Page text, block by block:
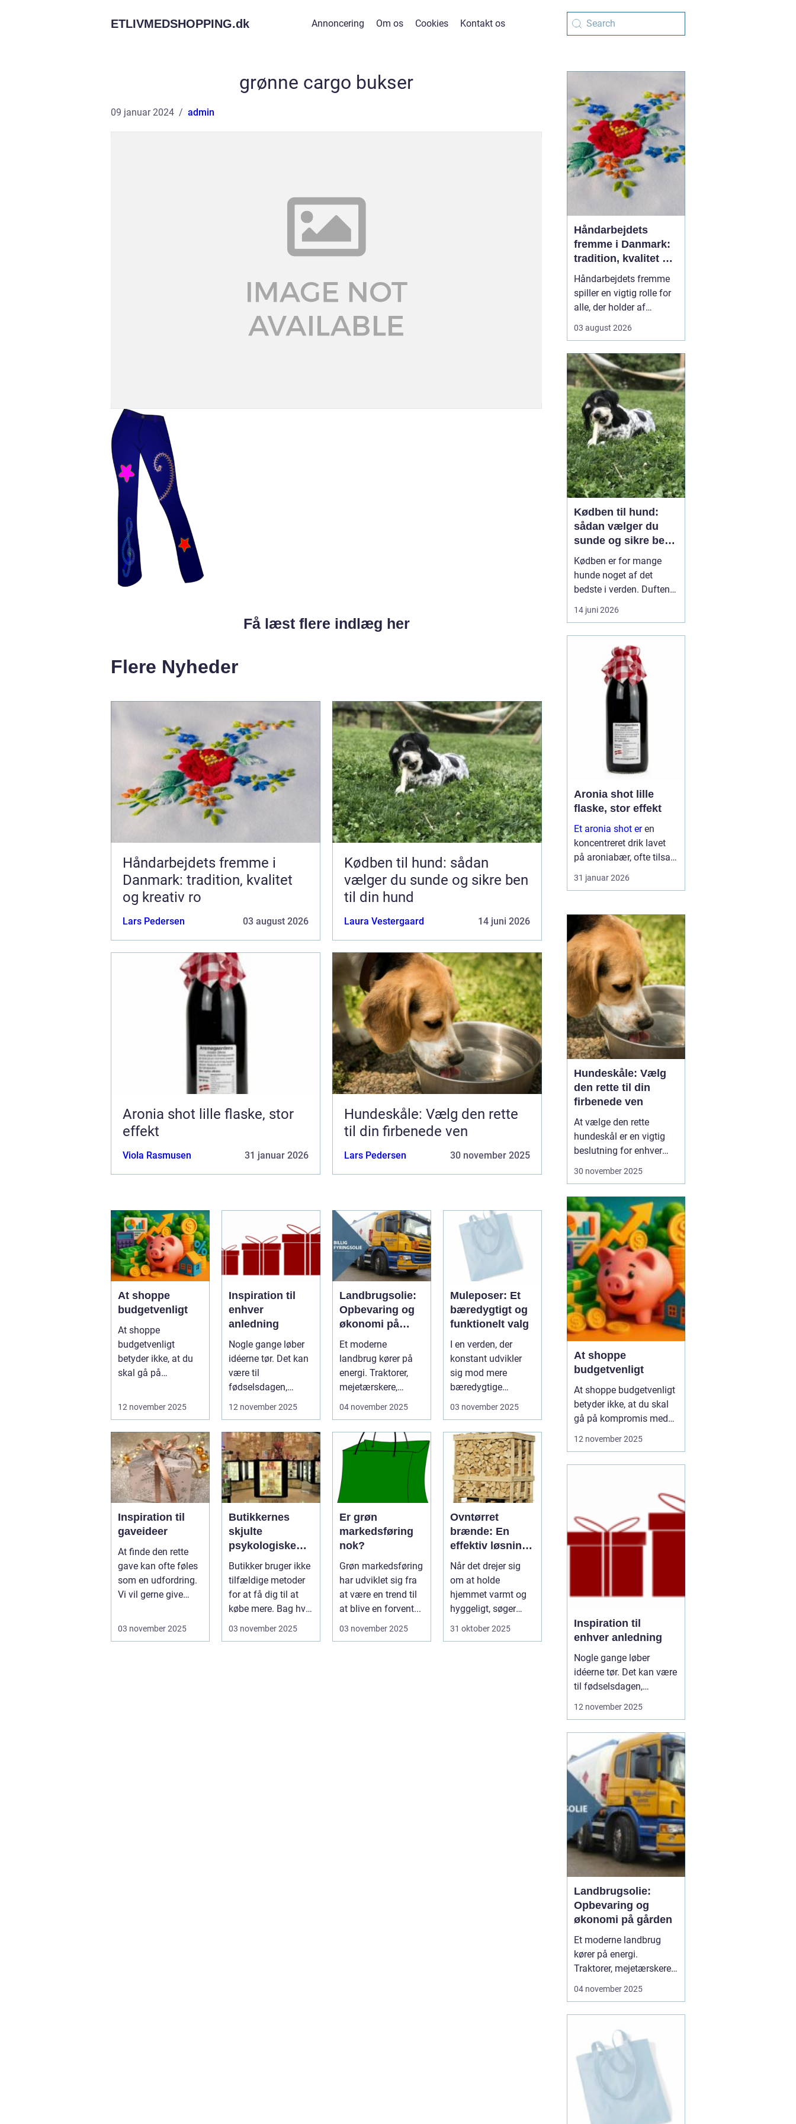
ETLIVMEDSHOPPING.dk Annoncering Om os Cookies Kontakt os
grønne cargo bukser
09 januar 2024 admin
Få læst flere indlæg her
Flere Nyheder
Håndarbejdets fremme i
Danmark: tradition, kvalitet
og kreativ ro
Lars Pedersen 03 august 2026
Kødben til hund: sådan
vælger du sunde og sikre ben
til din hund
Laura Vestergaard 14 juni 2026
Aronia shot lille flaske, stor
effekt
Viola Rasmusen 31 januar 2026
Hundeskåle: Vælg den rette
til din firbenede ven
Lars Pedersen 30 november 2025
At shoppe
budgetvenligt
At shoppe
budgetvenligt
betyder ikke, at du
skal gå på
kvalitet eller stil...
12 november 2025
Inspiration til
enhver
anledning
Nogle gange løber
idéerne tør. Det kan
være til
fødselsdagen,
12 november 2025
Landbrugsolie:
Opbevaring og
økonomi på
gården
Et moderne
landbrug kører på
energi. Traktorer,
mejetærskere,
transport, tø...
04 november 2025
Muleposer: Et
bæredygtigt og
funktionelt valg
I en verden, der
konstant udvikler
sig mod mere
bæredygtige
løsninger, bliver
03 november 2025
Inspiration til
gaveideer
At finde den rette
gave kan ofte føles
som en udfordring.
Vi vil gerne give
03 november 2025
Butikkernes
skjulte
psykologiske
tricks
Butikker bruger ikke
tilfældige metoder
for at få dig til at
købe mere. Bag hver
03 november 2025
Er grøn
markedsføring
nok?
Grøn markedsføring
har udviklet sig fra
at være en trend til
at blive en forvent...
03 november 2025
Ovntørret
brænde: En
effektiv løsning
til opvarmning
Når det drejer sig
om at holde
hjemmet varmt og
hyggeligt, søger
mange efter en
31 oktober 2025
Håndarbejdets
fremme i Danmark:
tradition, kvalitet og
kreativ ro
Håndarbejdets fremme
spiller en vigtig rolle for
alle, der holder af
arbejde med garn. Når vi
broderi og smukke
tekstiler, handler det
både om gode
materialer, tydelige
mønst...
03 august 2026
Kødben til hund:
sådan vælger du
sunde og sikre ben
til din hund
Kødben er for mange
hunde noget af det
bedste i verden. Duften
af tørret okseknogle eller
et lækkert marvben kan
hund til at spidse ører.
Men hvordan vælger
man kødben, som b...
14 juni 2026
Aronia shot lille
flaske, stor effekt
Et aronia shot eren
koncentreret drik lavet
på aroniabær, ofte tilsat
andre frugter og
krydderier. Mange bruger
lidt som en vitaminpille i
fl...
31 januar 2026
Hundeskåle: Vælg
den rette til din
firbenede ven
At vælge den rette
hundeskål er en vigtig
beslutning for enhver
hundeejer. Hundeskåle er
måltider serveret; det er
en del af din hunds
daglige rutine og kan
have stor betydning f...
30 november 2025
At shoppe
budgetvenligt
At shoppe budgetvenligt
betyder ikke, at du skal
gå på kompromis med
kvalitet eller stil. Det
muligt ud af dit budget.
Mange tror, at det k...
12 november 2025
Inspiration til
enhver anledning
Nogle gange løber
idéerne tør. Det kan være
til fødselsdagen,
borddækningen eller en
gøre noget særligt, men
ender i de samme
rutiner. De...
12 november 2025
Landbrugsolie:
Opbevaring og
økonomi på gården
Et moderne landbrug
kører på energi.
Traktorer, mejetærskere,
transport, tørring af korn
smøremidler. Vi
gennemgår her, hvad du
skal vide for at...
04 november 2025